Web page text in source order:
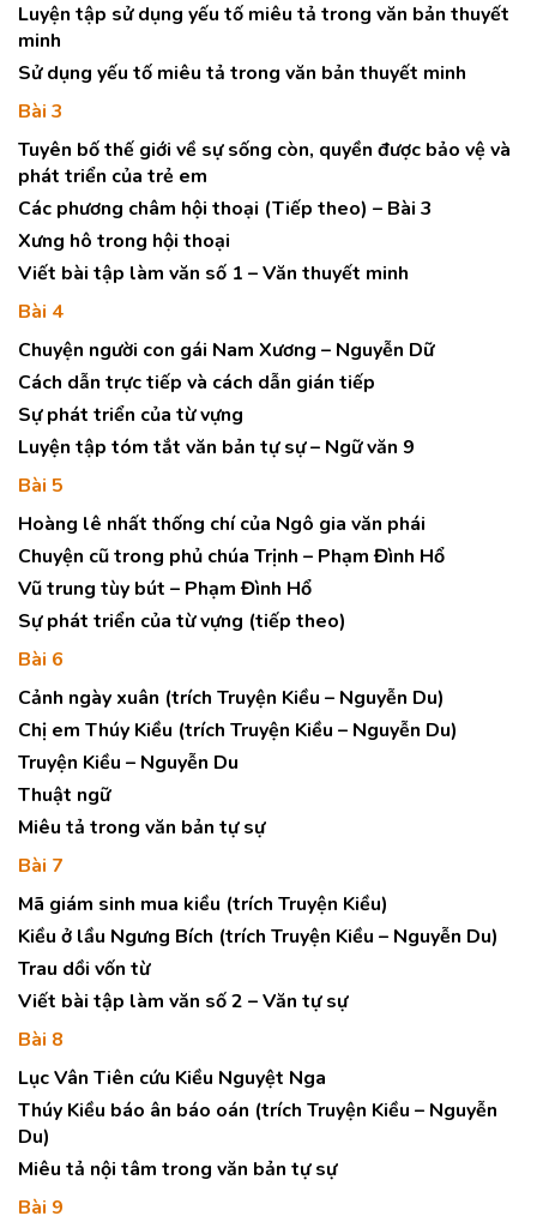
Luyện tập sử dụng yếu tố miêu tả trong văn bản thuyết
minh
Sử dụng yếu tố miêu tả trong văn bản thuyết minh
Bài 3
Tuyên bố thế giới về sự sống còn, quyền được bảo vệ và
phát triển của trẻ em
Các phương châm hội thoại (Tiếp theo) – Bài 3
Xưng hô trong hội thoại
Viết bài tập làm văn số 1 – Văn thuyết minh
Bài 4
Chuyện người con gái Nam Xương – Nguyễn Dữ
Cách dẫn trực tiếp và cách dẫn gián tiếp
Sự phát triển của từ vựng
Luyện tập tóm tắt văn bản tự sự – Ngữ văn 9
Bài 5
Hoàng lê nhất thống chí của Ngô gia văn phái
Chuyện cũ trong phủ chúa Trịnh – Phạm Đình Hổ
Vũ trung tùy bút – Phạm Đình Hổ
Sự phát triển của từ vựng (tiếp theo)
Bài 6
Cảnh ngày xuân (trích Truyện Kiều – Nguyễn Du)
Chị em Thúy Kiều (trích Truyện Kiều – Nguyễn Du)
Truyện Kiều – Nguyễn Du
Thuật ngữ
Miêu tả trong văn bản tự sự
Bài 7
Mã giám sinh mua kiều (trích Truyện Kiều)
Kiều ở lầu Ngưng Bích (trích Truyện Kiều – Nguyễn Du)
Trau dồi vốn từ
Viết bài tập làm văn số 2 – Văn tự sự
Bài 8
Lục Vân Tiên cứu Kiều Nguyệt Nga
Thúy Kiều báo ân báo oán (trích Truyện Kiều – Nguyễn
Du)
Miêu tả nội tâm trong văn bản tự sự
Bài 9